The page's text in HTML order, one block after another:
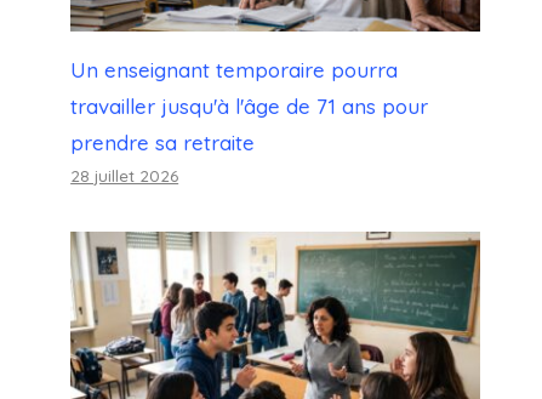
Un enseignant temporaire pourra
travailler jusqu'à l'âge de 71 ans pour
prendre sa retraite
28 juillet 2026